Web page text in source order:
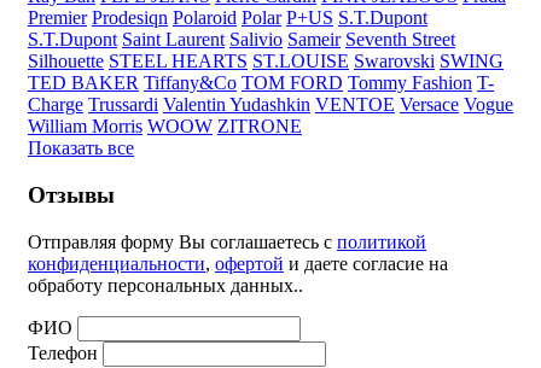
Premier Prodesiqn Polaroid Polar P+US S.T.Dupont
S.T.Dupont Saint Laurent Salivio Sameir Seventh Street
Silhouette STEEL HEARTS ST.LOUISE Swarovski SWING
TED BAKER Tiffany&Co TOM FORD Tommy Fashion T-
Charge Trussardi Valentin Yudashkin VENTOE Versace Vogue
William Morris WOOW ZITRONE
Показать все
Отзывы
Отправляя форму Вы соглашаетесь с политикой
конфиденциальности, офертой и даете согласие на
обработу персональных данных..
ФИО
Телефон